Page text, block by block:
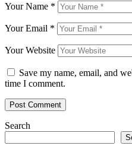
Your Name *
Your Email *
Your Website
Save my name, email, and
time I comment.
Search